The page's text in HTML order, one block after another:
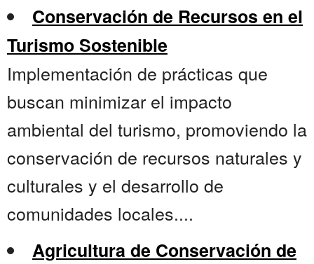
Conservación de Recursos en el
Turismo Sostenible
Implementación de prácticas que
buscan minimizar el impacto
ambiental del turismo, promoviendo la
conservación de recursos naturales y
culturales y el desarrollo de
comunidades locales....
Agricultura de Conservación de